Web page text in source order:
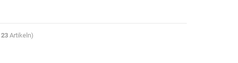
23Artikeln)